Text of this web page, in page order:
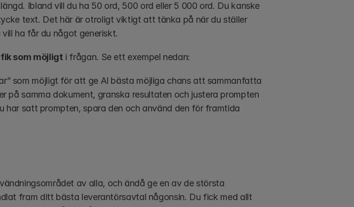
Ibland vill du ha 50 ord, 500 ord eller 5 000 ord. Du kanske
text. Det här är otroligt viktigt att tänka på när du ställer
ha får du något generiskt.
som möjligt i frågan. Se ett exempel nedan:
som möjligt för att ge AI bästa möjliga chans att sammanfatta
på samma dokument, granska resultaten och justera prompten
har satt prompten, spara den och använd den för framtida
av alla, och ändå ge en av de största
fram ditt bästa leverantörsavtal någonsin. Du fick med allt